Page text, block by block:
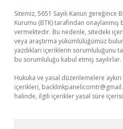
Sitemiz, 5651 Sayılı Kanun
Kurumu (BTK) tarafından onaylanmış
vermektedir. Bu nedenle, sitedeki
veya araştırma yükümlülüğümüz
yazdıkları içeriklerin sorumluluğunu
bu sorumluluğu kabul etmiş sayılırlar.
Hukuka ve yasal düzenlemelere
içerikleri,
halinde, ilgili içerikler yasal süre